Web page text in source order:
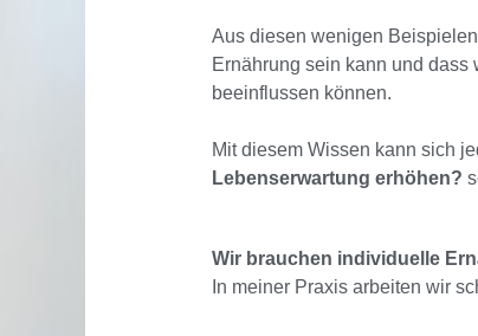
Aus diesen wenigen
Ernährung sein kann und
beeinflussen können.
Mit diesem Wissen kann sich
Lebenserwartung erhöhen?
Wir brauchen individuelle
In meiner Praxis arbeiten wir